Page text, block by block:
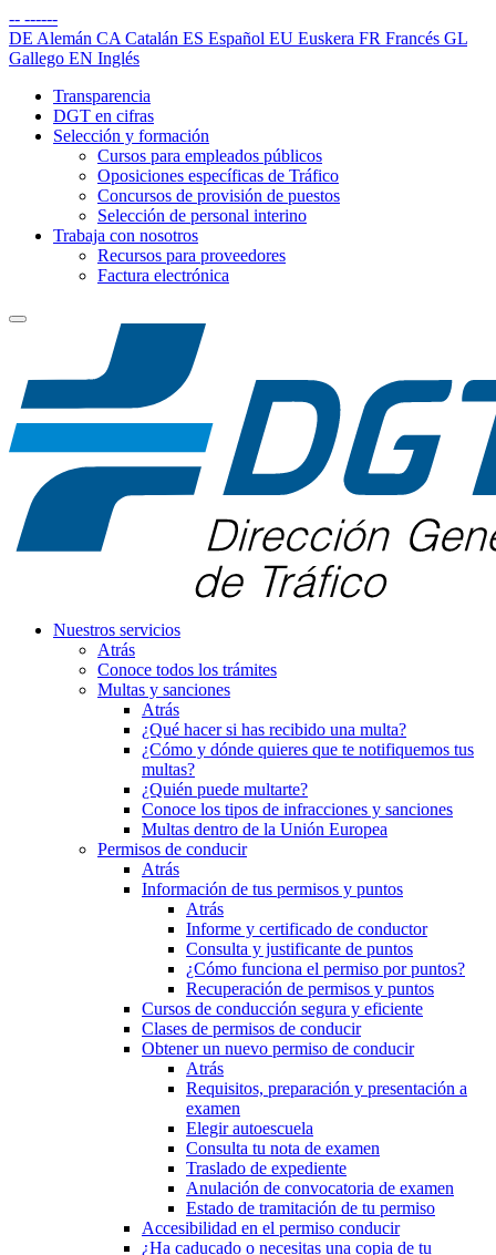
-- ------
DE Alemán CA Catalán ES Español EU Euskera FR Francés GL
Gallego EN Inglés
Transparencia
DGT en cifras
Selección y formación
Cursos para empleados públicos
Oposiciones específicas de Tráfico
Concursos de provisión de puestos
Selección de personal interino
Trabaja con nosotros
Recursos para proveedores
Factura electrónica
Nuestros servicios
Atrás
Conoce todos los trámites
Multas y sanciones
Atrás
¿Qué hacer si has recibido una multa?
¿Cómo y dónde quieres que te notifiquemos tus
multas?
¿Quién puede multarte?
Conoce los tipos de infracciones y sanciones
Multas dentro de la Unión Europea
Permisos de conducir
Atrás
Información de tus permisos y puntos
Atrás
Informe y certificado de conductor
Consulta y justificante de puntos
¿Cómo funciona el permiso por puntos?
Recuperación de permisos y puntos
Cursos de conducción segura y eficiente
Clases de permisos de conducir
Obtener un nuevo permiso de conducir
Atrás
Requisitos, preparación y presentación a
examen
Elegir autoescuela
Consulta tu nota de examen
Traslado de expediente
Anulación de convocatoria de examen
Estado de tramitación de tu permiso
Accesibilidad en el permiso conducir
¿Ha caducado o necesitas una copia de tu